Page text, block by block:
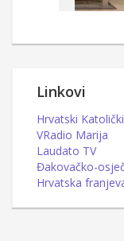
Linkovi
Hrvatski
VRadio Marija
Laudato TV
Đakovačko-
Hrvatska